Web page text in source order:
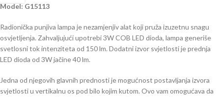
Model: G15113
Radionička punjiva lampa je nezamjenjiv alat koji pruža izuzetnu snagu
osvjetljenja. Zahvaljujući upotrebi 3W COB LED dioda, lampa generiše
svetlosni tok intenziteta od 150 lm. Dodatni izvor svjetlosti je prednja
LED dioda od 3W jačine 40 lm.
Jedna od njegovih glavnih prednosti je mogućnost postavljanja izvora
svjetlosti u vertikalnu os pod bilo kojim kutom. Ovo vam omogućava da